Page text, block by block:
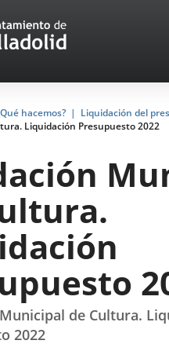
hacemos? Liquidación del
Liquidación Presupuesto 2022
de Cultura.
2022